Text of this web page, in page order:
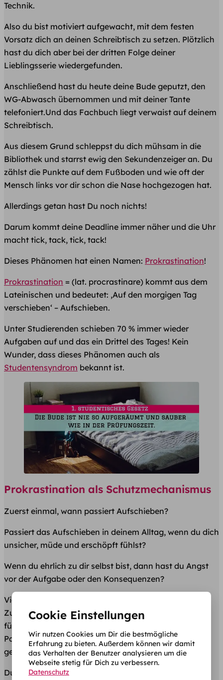
Technik.
Also du bist motiviert aufgewacht, mit dem festen
Vorsatz dich an deinen Schreibtisch zu setzen. Plötzlich
hast du dich aber bei der dritten Folge deiner
Lieblingsserie wiedergefunden.
Anschließend hast du heute deine Bude geputzt, den
WG-Abwasch übernommen und mit deiner Tante
telefoniert.Und das Fachbuch liegt verwaist auf deinem
Schreibtisch.
Aus diesem Grund schleppst du dich mühsam in die
Bibliothek und starrst ewig den Sekundenzeiger an. Du
zählst die Punkte auf dem Fußboden und wie oft der
Mensch links vor dir schon die Nase hochgezogen hat.
Allerdings getan hast Du noch nichts!
Darum kommt deine Deadline immer näher und die Uhr
macht tick, tack, tick, tack!
Dieses Phänomen hat einen Namen: Prokrastination!
Prokrastination = (lat. procrastinare) kommt aus dem
Lateinischen und bedeutet: ‚Auf den morgigen Tag
verschieben‘ – Aufschieben.
Unter Studierenden schieben 70 % immer wieder
Aufgaben auf und das ein Drittel des Tages! Kein
Wunder, dass dieses Phänomen auch als
Studentensyndrom bekannt ist.
Prokrastination als Schutzmechanismus
Zuerst einmal, wann passiert Aufschieben?
Passiert das Aufschieben in deinem Alltag, wenn du dich
unsicher, müde und erschöpft fühlst?
Wenn du ehrlich zu dir selbst bist, dann hast du Angst
vor der Aufgabe oder den Konsequenzen?
Vielleicht ist es keine Angst, sondern innere Unruhe.
Zum Beispiel macht dich die Aufgabe nervös und du
fühlst dich stark gefordert. Und letztendlich hast du
Panik vor einem riesigen Chaos und das alles schief
geht?
Du erkennst dich irgendwie wieder? Ganz ehrlich? In
Cookie Einstellungen
Wir nutzen Cookies um Dir die bestmögliche
Erfahrung zu bieten. Außerdem können wir damit
das Verhalten der Benutzer analysieren um die
Webseite stetig für Dich zu verbessern.
Datenschutz